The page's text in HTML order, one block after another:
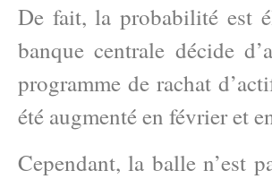
De fait, la probabilité est
banque centrale décide
programme de rachat
été augmenté en février et
Cependant, la balle n’est